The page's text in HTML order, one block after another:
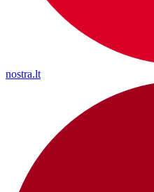
nostra.lt